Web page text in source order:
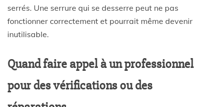
serrés. Une serrure qui se desserre peut ne pas
fonctionner correctement et pourrait même devenir
inutilisable.
Quand faire appel à un professionnel
pour des vérifications ou des